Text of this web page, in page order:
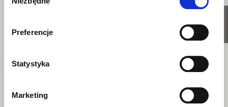
zgody
Preferencje
Statystyka
Marketing
WIZYTĘ
Skontaktuj się ze mną, jeśli
chcesz
Nawiązać współpracę